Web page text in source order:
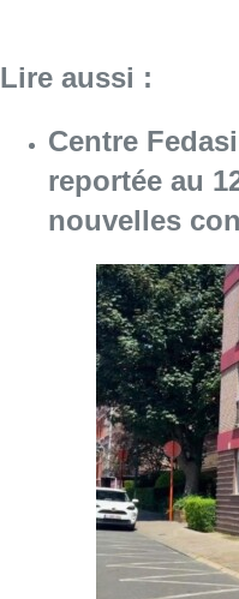
Lire aussi :
Centre
reportée au
nouvelles